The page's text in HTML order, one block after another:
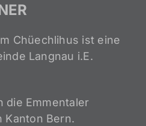
Chüechlihus ist eine
Langnau i.E.
die Emmentaler
Kanton Bern.